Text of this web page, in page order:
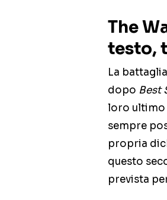
The
testo,
La
dopo Best
loro ultimo
sempre
propria
questo
prevista